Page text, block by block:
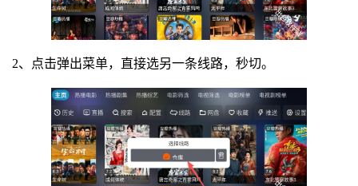
2、点击弹出菜单，直接选另一条线路，秒切。